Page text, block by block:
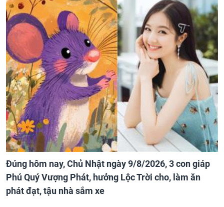
Đúng hôm nay, Chủ Nhật ngày 9/8/2026, 3 con giáp
Phú Quý Vượng Phát, hưởng Lộc Trời cho, làm ăn
phát đạt, tậu nhà sắm xe